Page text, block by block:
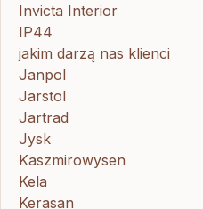
Invicta Interior
IP44
jakim darzą nas klienci
Janpol
Jarstol
Jartrad
Jysk
Kaszmirowysen
Kela
Kerasan